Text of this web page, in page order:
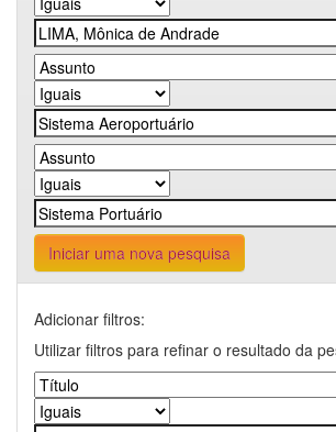
Iniciar uma nova pesquisa
Adicionar filtros:
Utilizar filtros para refinar o resultado da